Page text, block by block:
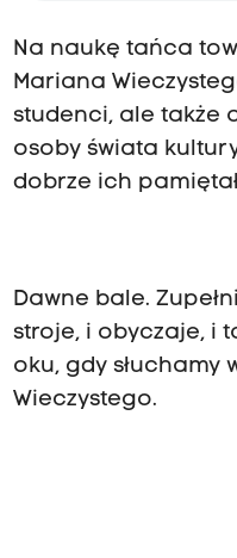
Na naukę tańca
Mariana
studenci, ale także
osoby świata
dobrze ich
Dawne bale.
stroje, i obyczaje, i
oku, gdy słuchamy
Wieczystego.